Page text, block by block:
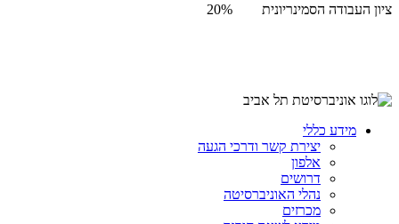
ציון העבודה הסמינריונית 20%
מידע כללי
יצירת קשר ודרכי הגעה
אלפון
דרושים
נהלי האוניברסיטה
מכרזים